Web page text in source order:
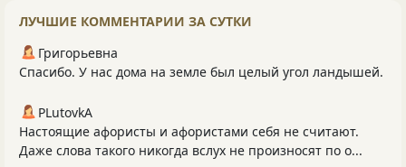
ЛУЧШИЕ КОММЕНТАРИИ ЗА СУТКИ
Григорьевна
Спасибо. У нас дома на земле был целый угол ландышей.
PLutоvkА
Настоящие афористы и афористами себя не считают.
Даже слова такого никогда вслух не произносят по о...